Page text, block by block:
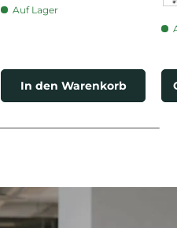
Auf Lager
In den Warenkorb